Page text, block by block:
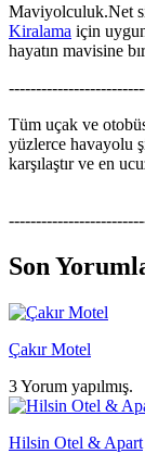
Maviyolculuk.Net
Kiralama için
hayatın mavisine
Tüm uçak ve
yüzlerce havayolu
karşılaştır ve en
Son
Çakır Motel
3 Yorum yapılmış.
Hilsin Otel & Apart